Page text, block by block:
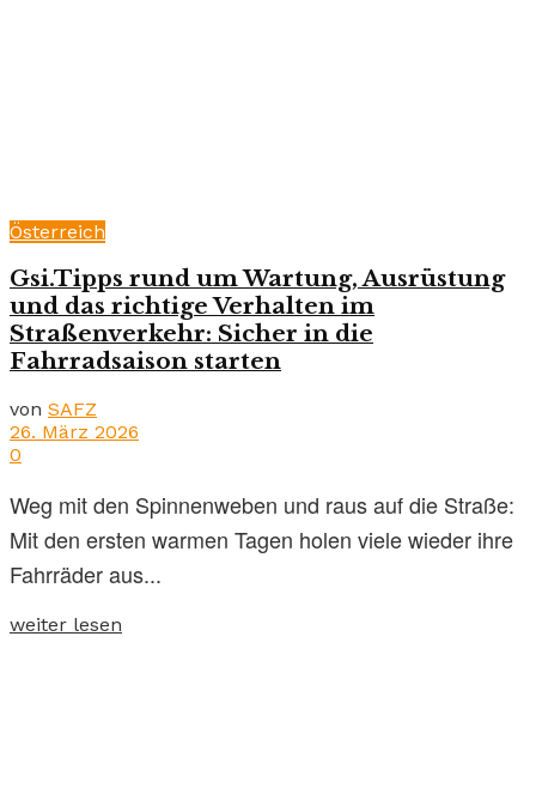
Österreich
Gsi.Tipps rund um Wartung, Ausrüstung
und das richtige Verhalten im
Straßenverkehr: Sicher in die
Fahrradsaison starten
von SAFZ
26. März 2026
0
Weg mit den Spinnenweben und raus auf die Straße:
Mit den ersten warmen Tagen holen viele wieder ihre
Fahrräder aus...
weiter lesen